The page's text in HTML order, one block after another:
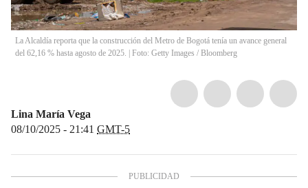
La Alcaldía reporta que la construcción del Metro de Bogotá tenía un avance general
del 62,16 % hasta agosto de 2025. | Foto: Getty Images / Bloomberg
Lina María Vega
08/10/2025 - 21:41 GMT-5